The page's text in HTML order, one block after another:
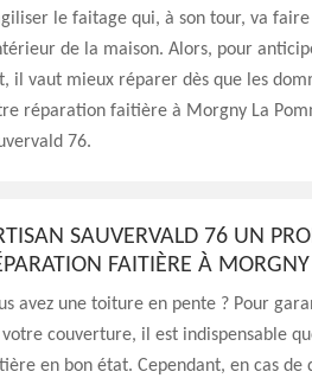
le faitage qui, à son tour, va faire
de la maison. Alors, pour
il vaut mieux réparer dès que les
réparation faitière à Morgny La
76.
SAUVERVALD 76 UN
FAITIÈRE À
avez une toiture en pente ? Pour
couverture, il est indispensable
en bon état. Cependant, en cas